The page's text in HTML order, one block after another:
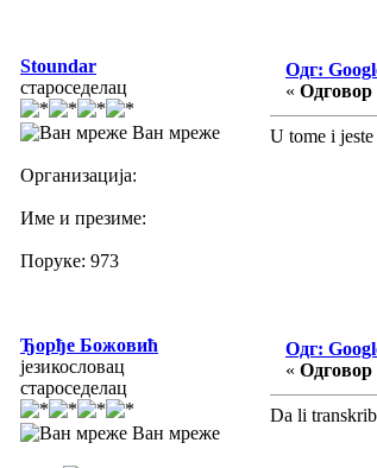
Stoundar
староседелац
Ван мреже
Организација:
Име и презиме:
Поруке: 973
Одг:
« Одговор
U tome i
Ђорђе Божовић
језикословац
староседелац
Ван мреже
Одг:
« Одговор
Da li